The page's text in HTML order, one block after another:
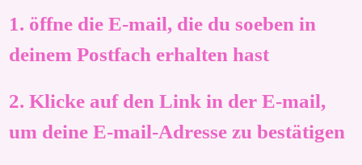
1. öffne die E-mail, die du soeben in
deinem Postfach erhalten hast
2. Klicke auf den Link in der E-mail,
um deine E-mail-Adresse zu bestätigen